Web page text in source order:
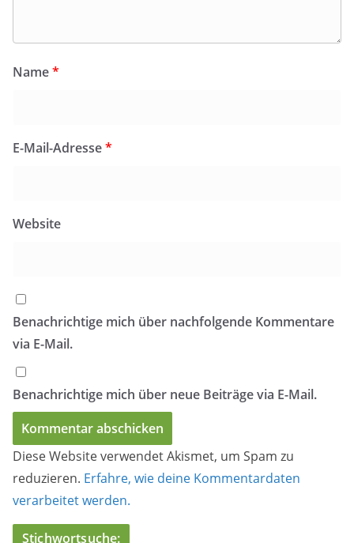
Name*
E-Mail-Adresse*
Website
Benachrichtige mich über nachfolgende Kommentare
via E-Mail.
Benachrichtige mich über neue Beiträge via E-Mail.
Diese Website verwendet Akismet, um Spam zu
reduzieren. Erfahre, wie deine Kommentardaten
verarbeitet werden.
Stichwortsuche: